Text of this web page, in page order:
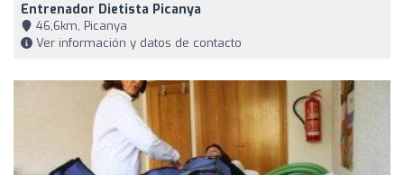
Entrenador Dietista Picanya
46,6km, Picanya
Ver información y datos de contacto